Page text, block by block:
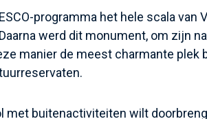
programma het hele scala
werd dit monument, om zijn
manier de meest charmante
met buitenactiviteiten wilt